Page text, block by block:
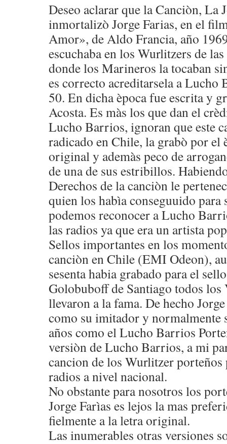
Deseo aclarar que la Canciòn, La
inmortalizò Jorge Farias, en el
Amor», de Aldo Francia, año
escuchaba en los Wurlitzers de
donde los Marineros la tocaban
es correcto acreditarsela a Lucho
50. En dicha època fue escrita y
Acosta. Es màs los que dan el
Lucho Barrios, ignoran que este
radicado en Chile, la grabò por el
original y ademàs peco de
de una de sus estribillos.
Derechos de la canciòn le
quien los habìa conseguuido
podemos reconocer a Lucho
las radios ya que era un artista
Sellos importantes en los
canciòn en Chile (EMI Odeon),
sesenta habia grabado para el
Golobuboff de Santiago todos los
llevaron a la fama. De hecho
como su imitador y normalmente
años como el Lucho Barrios
versiòn de Lucho Barrios, a mi
cancion de los Wurlitzer porteños
radios a nivel nacional.
No obstante para nosotros los
Jorge Farìas es lejos la mas
fielmente a la letra original.
Las inumerables otras versiones